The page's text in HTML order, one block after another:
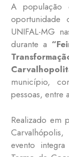
A população
oportunidade
UNIFAL-MG
durante a
município,
pessoas, entre
Realizado em
evento